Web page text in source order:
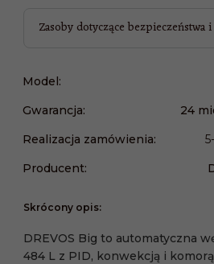
Zasoby dotyczące
Model:
Gwarancja:
24
Realizacja zamówienia:
Producent:
Skrócony opis:
DREVOS Big to automatyczna
484 L z PID, konwekcją i